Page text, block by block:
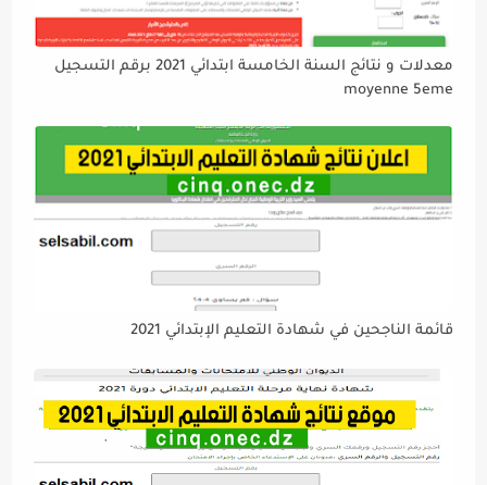
معدلات و نتائج السنة الخامسة ابتدائي 2021 برقم التسجيل
moyenne 5eme
قائمة الناجحين في شهادة التعليم الإبتدائي 2021